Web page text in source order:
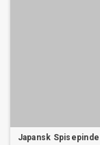
Japansk